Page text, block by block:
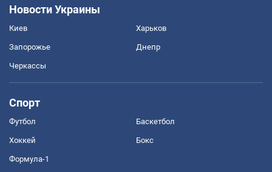
Новости Украины
Киев Харьков
Запорожье Днепр
Черкассы
Спорт
Футбол Баскетбол
Хоккей Бокс
Формула-1